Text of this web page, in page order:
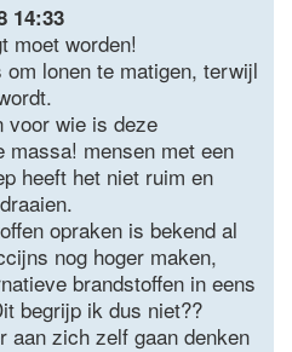
14:33
moet worden!
lonen te matigen, terwijl
voor wie is deze
massa! mensen met een
heeft het niet ruim en
opraken is bekend al
nog hoger maken,
brandstoffen in eens
begrijp ik dus niet??
aan zich zelf gaan denken